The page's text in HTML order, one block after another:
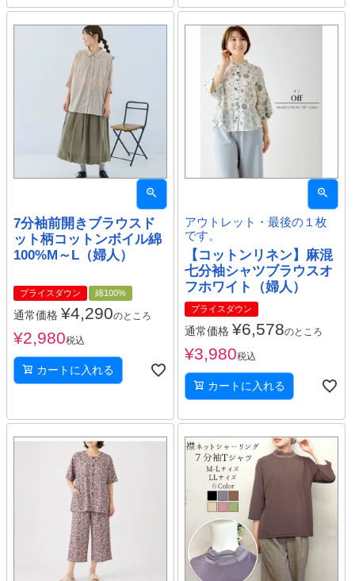
7分袖前開きブラウスド
ット柄コットンボイル綿
100%M～L（婦人）
プライスダウン 綿100%
通常価格 ¥4,290のところ
¥2,980税込
カートに入れる
アウトレット・最後の１枚
です。
【コットンリネン】麻混
七分袖シャツブラウスオ
フホワイト（婦人）
プライスダウン
通常価格 ¥6,578のところ
¥3,980税込
カートに入れる